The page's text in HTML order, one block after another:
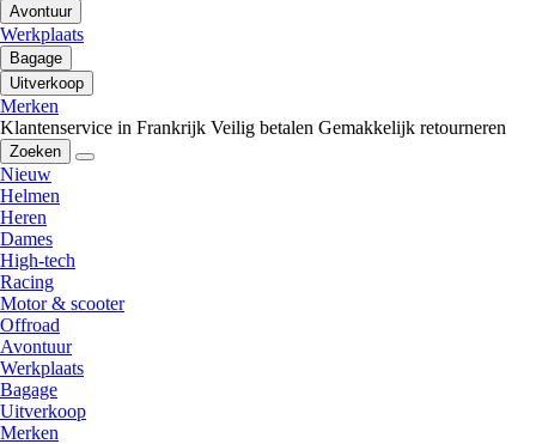
Avontuur
Werkplaats
Bagage
Uitverkoop
Merken
Klantenservice in Frankrijk Veilig betalen Gemakkelijk retourneren
Zoeken
Nieuw
Helmen
Heren
Dames
High-tech
Racing
Motor & scooter
Offroad
Avontuur
Werkplaats
Bagage
Uitverkoop
Merken